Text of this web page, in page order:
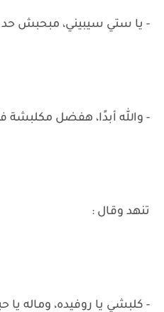
- يا ستي سيبيني، مبحبش
- والله أبدًا، هفضل مكلبشة
تنهد وقال :
- كلبشي يا روفيده، وماله يا